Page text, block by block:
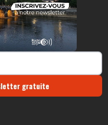
gratuite